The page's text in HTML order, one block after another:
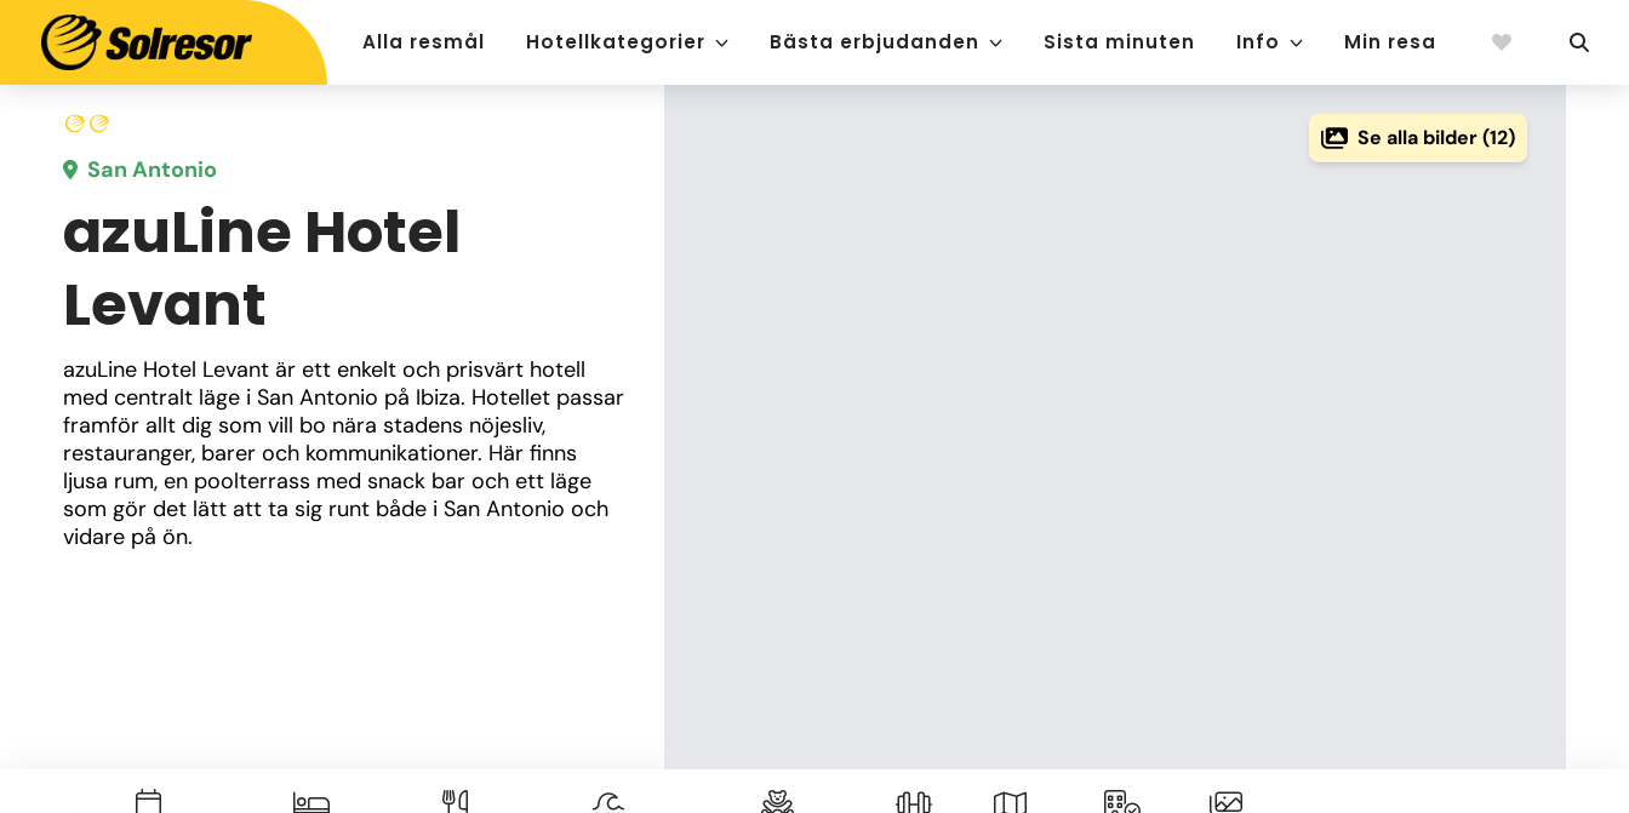
Alla resmål Hotellkategorier Bästa erbjudanden Sista minuten Info Min resa
San Antonio
azuLine Hotel
Levant
azuLine Hotel Levant är ett enkelt och prisvärt hotell
med centralt läge i San Antonio på Ibiza. Hotellet passar
framför allt dig som vill bo nära stadens nöjesliv,
restauranger, barer och kommunikationer. Här finns
ljusa rum, en poolterrass med snack bar och ett läge
som gör det lätt att ta sig runt både i San Antonio och
vidare på ön.
Se alla bilder (12)